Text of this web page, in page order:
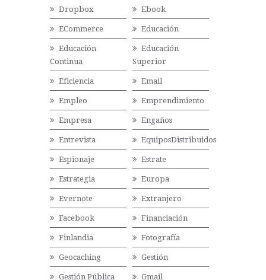
Dropbox Ebook
ECommerce Educación
Educación
Continua
Educación
Superior
Eficiencia Email
Empleo Emprendimiento
Empresa Engaños
Entrevista EquiposDistribuidos
Espionaje Estrate
Estrategia Europa
Evernote Extranjero
Facebook Financiación
Finlandia Fotografía
Geocaching Gestión
Gestión Pública Gmail